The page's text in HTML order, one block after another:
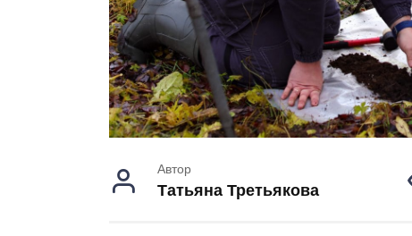
Автор
Татьяна Третьякова